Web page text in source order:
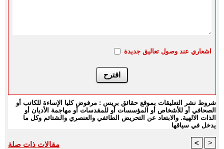
اشعاري عند وصول تعاليق جديدة
شروط نشر التعليقات بموقع حقائق بريس : مرفوض كليا الإساءة للكاتب أو
الصحافي أو للأشخاص أو المؤسسات أو للمقدسات أو مهاجمة الأديان أو
الذات الالهية. والابتعاد عن التحريض الطائفي والعنصري والشتائم وكل ما
يدخل في سياقها
مقالات ذات صلة < >